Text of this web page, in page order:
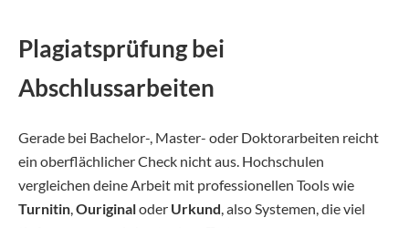
Plagiatsprüfung bei
Abschlussarbeiten
Gerade bei Bachelor-, Master- oder Doktorarbeiten reicht
ein oberflächlicher Check nicht aus. Hochschulen
vergleichen deine Arbeit mit professionellen Tools wie
Turnitin,Ouriginaloder Urkund, also Systemen, die viel